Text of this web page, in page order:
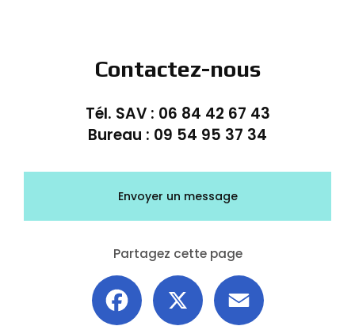
Contactez-nous
Tél. SAV : 06 84 42 67 43
Bureau : 09 54 95 37 34
Envoyer un message
Partagez cette page
Facebook